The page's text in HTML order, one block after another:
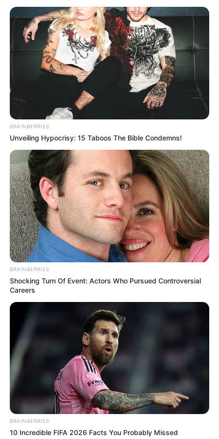
INSPIRASI
10 Potret Karya Lukisan yang
Dibuat Ulang, Jadi Kocak
Banget!
Penulis:wahidah |5 Februari 2025
Akibat pandemi virus corona yang menyebar di seluruh dunia
membuat kita terjebak berada di rumah saja. Kegiatan mencari
hiburan seperti jalan-jalan ke mall hingga menikmati karya lukis di
Museum pun tidak bisa lagi dilakukan.
Melihat kondisi ini, Museum di Los Angeles justru mempunyai
cara kreatif untuk membuat orang-orang tidak terlalu merasa bosan
saat berada di rumah.
Museum J. Paul Getty di Los Angeles atau yang biasa dikenal
dengan Getty Images mengajak siapa saja untuk membuat ulang
BRAINBERRIES
Unveiling Hypocrisy: 15 Taboos The Bible Condemns!
BRAINBERRIES
Shocking Turn Of Event: Actors Who Pursued Controversial
Careers
BRAINBERRIES
10 Incredible FIFA 2026 Facts You Probably Missed